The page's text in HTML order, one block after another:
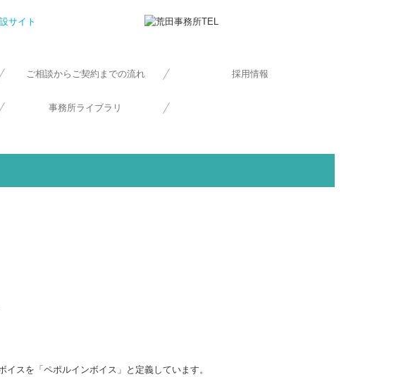
ご相談からご契約までの流れ 採用情報
事務所ライブラリ
スを「ペポルインボイス」と定義しています。